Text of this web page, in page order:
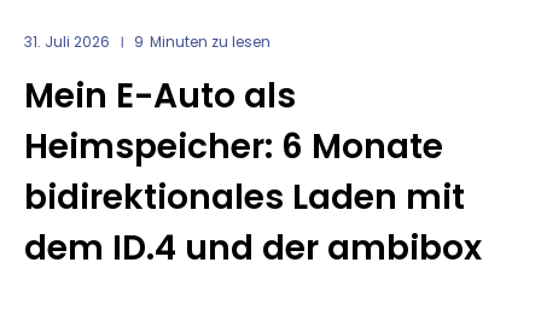
31. Juli 2026 9 Minuten zu lesen
Mein E-Auto als
Heimspeicher: 6 Monate
bidirektionales Laden mit
dem ID.4 und der ambibox